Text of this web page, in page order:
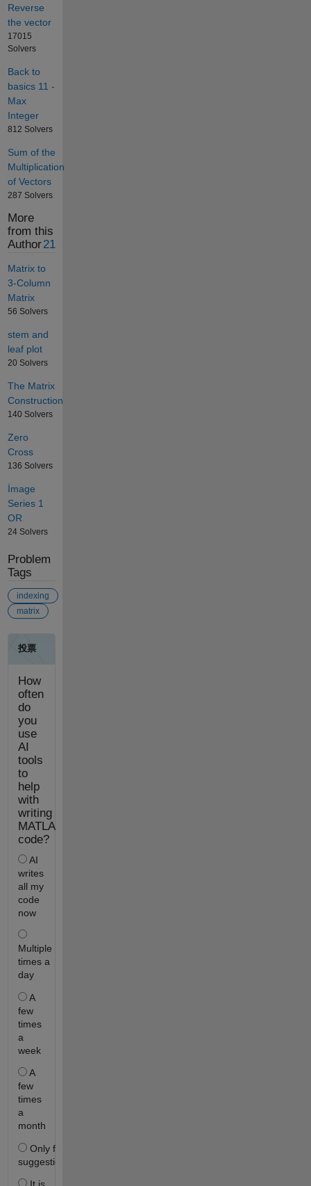
Reverse
the vector
17015
Solvers
Back to
basics 11 -
Max
Integer
812 Solvers
Sum of the
Multiplication
of Vectors
287 Solvers
More
from this
Author21
Matrix to
3-Column
Matrix
56 Solvers
stem and
leaf plot
20 Solvers
The Matrix
Construction
140 Solvers
Zero
Cross
136 Solvers
İmage
Series 1
OR
24 Solvers
Problem
Tags
indexing
matrix